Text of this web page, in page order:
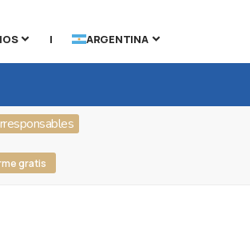
| ARGENTINA
gratis